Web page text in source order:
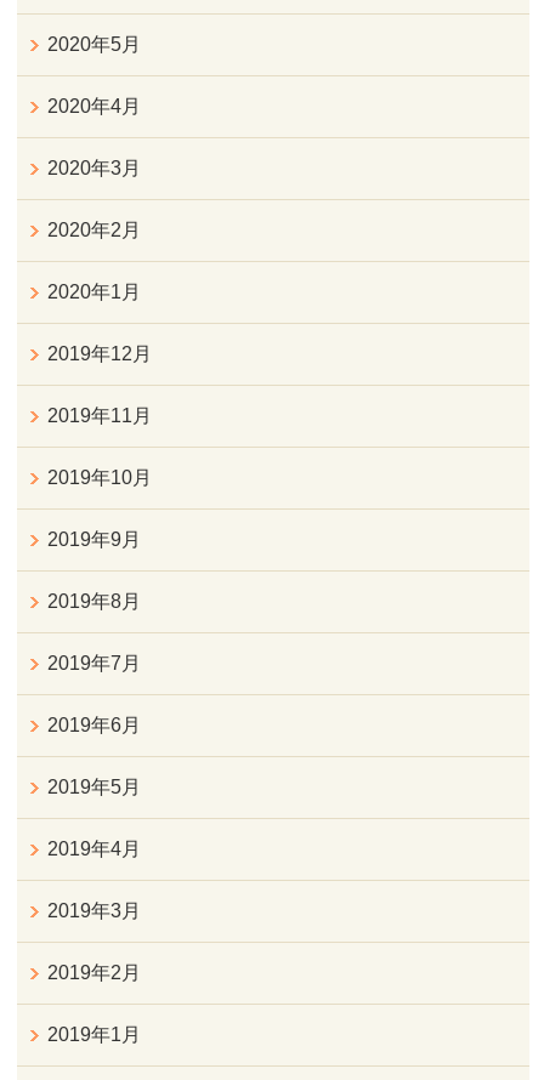
2020年5月
2020年4月
2020年3月
2020年2月
2020年1月
2019年12月
2019年11月
2019年10月
2019年9月
2019年8月
2019年7月
2019年6月
2019年5月
2019年4月
2019年3月
2019年2月
2019年1月